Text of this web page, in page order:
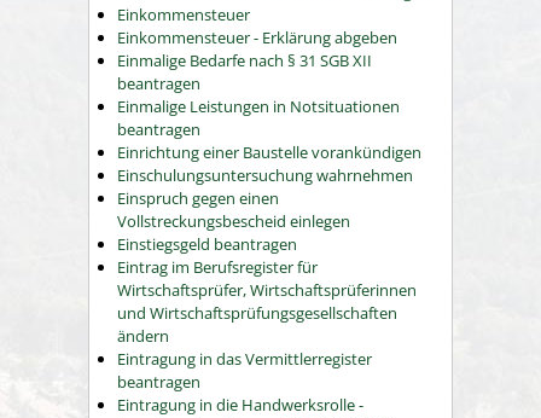
Einkommensteuer
Einkommensteuer - Erklärung abgeben
Einmalige Bedarfe nach § 31 SGB XII
beantragen
Einmalige Leistungen in Notsituationen
beantragen
Einrichtung einer Baustelle vorankündigen
Einschulungsuntersuchung wahrnehmen
Einspruch gegen einen
Vollstreckungsbescheid einlegen
Einstiegsgeld beantragen
Eintrag im Berufsregister für
Wirtschaftsprüfer, Wirtschaftsprüferinnen
und Wirtschaftsprüfungsgesellschaften
ändern
Eintragung in das Vermittlerregister
beantragen
Eintragung in die Handwerksrolle -